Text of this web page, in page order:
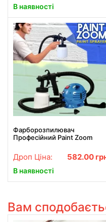
В наявності
Фарборозпилювач
Професійний Paint Zoom
Дроп Ціна: 582.00
В наявності
Вам